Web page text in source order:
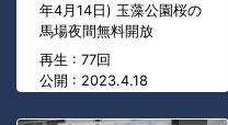
年4月14日) 玉藻公園桜の
馬場夜間無料開放
再生 : 77回
公開 : 2023.4.18